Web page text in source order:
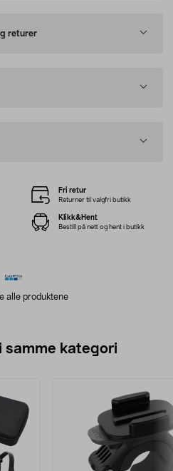
returer
alle produktene
Fri retur
Returner til valgfri butikk
Klikk&Hent
Bestill på nett og hent i butikk
samme kategori